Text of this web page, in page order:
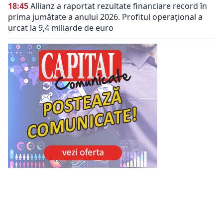
18:45Allianz a raportat rezultate financiare record în
prima jumătate a anului 2026. Profitul operațional a
urcat la 9,4 miliarde de euro